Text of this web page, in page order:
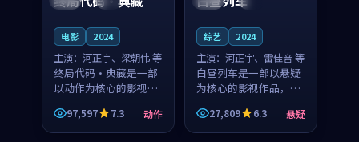
电影 2024
主演： 河正宇、梁朝伟 等
终局代码·典藏是一部
以动作为核心的影视作
品，围绕危机、反转与
人物成长展开，整体节
奏紧凑，值得推荐观
97,597 7.3 动作
综艺 2024
主演： 河正宇、雷佳音 等
白昼列车是一部以悬疑
为核心的影视作品，围
绕危机、反转与人物成
长展开，整体节奏紧
凑，值得推荐观看。
27,809 6.3 悬疑